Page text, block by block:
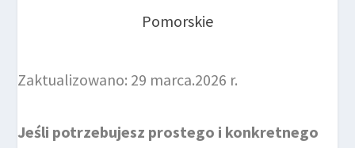
Pomorskie
Zaktualizowano: 29 marca.2026 r.
Jeśli potrzebujesz prostego i konkretnego